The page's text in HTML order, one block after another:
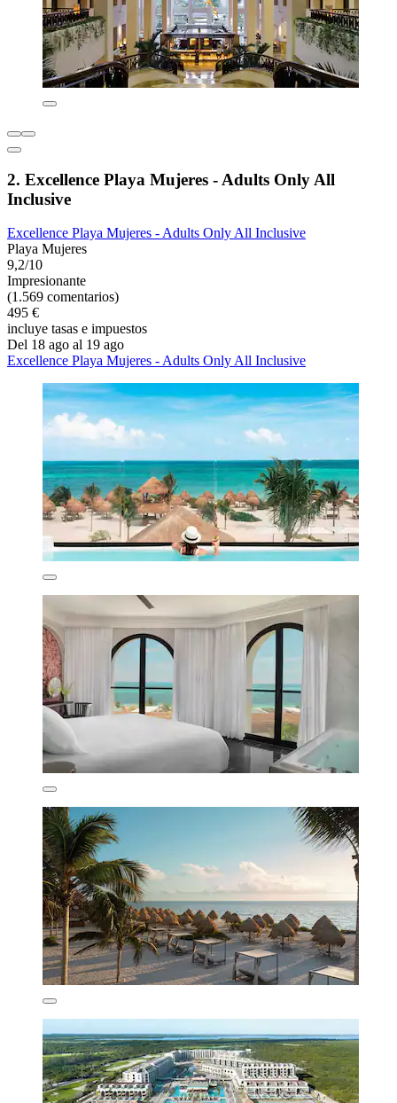
2. Excellence Playa Mujeres - Adults Only All
Inclusive
Excellence Playa Mujeres - Adults Only All Inclusive
Playa Mujeres
9,2/10
Impresionante
(1.569 comentarios)
495 €
incluye tasas e impuestos
Del 18 ago al 19 ago
Excellence Playa Mujeres - Adults Only All Inclusive